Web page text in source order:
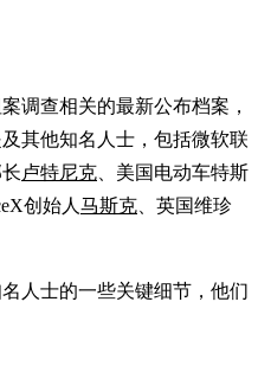
调查相关的最新公布档案，
及其他知名人士，包括微软联
卢特尼克 、美国电动车特斯
创始人 马斯克 、英国维珍
人士的一些关键细节，他们